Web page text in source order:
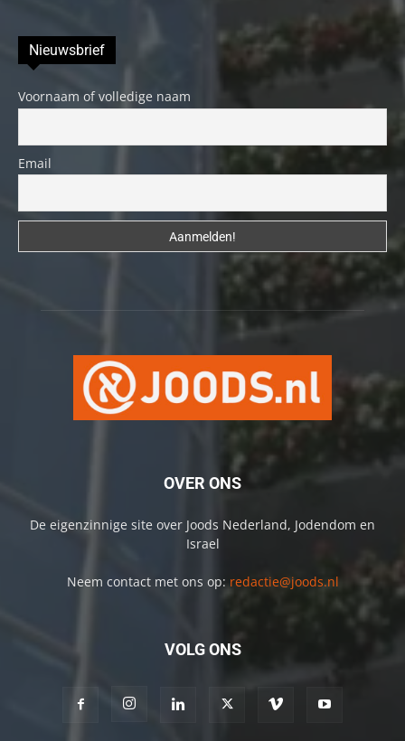
Nieuwsbrief
Voornaam of volledige naam
Email
OVER ONS
De eigenzinnige site over Joods Nederland, Jodendom en
Israel
Neem contact met ons op: redactie@joods.nl
VOLG ONS